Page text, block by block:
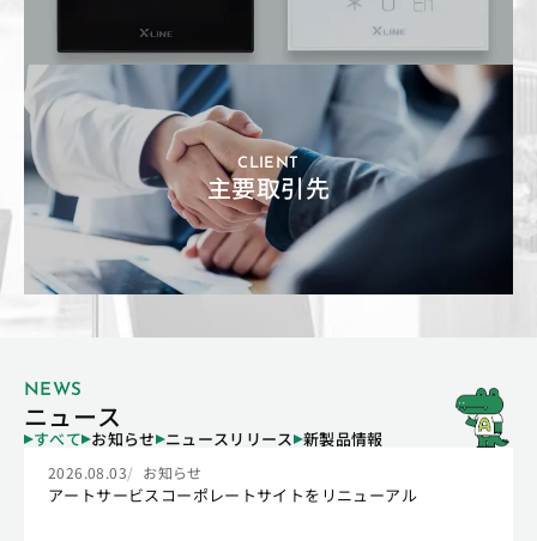
CLIENT
主要取引先
NEWS
ニュース
すべて お知らせ ニュースリリース 新製品情報
2026.08.03 お知らせ
アートサービスコーポレートサイトをリニューアル